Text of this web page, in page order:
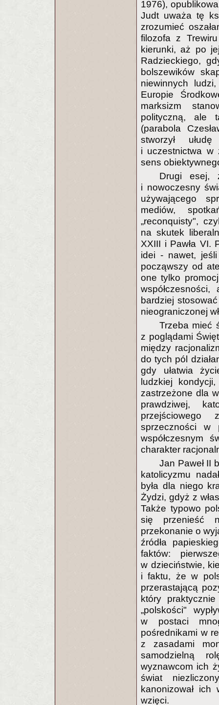
1976),
Judt uważa tę
zrozumieć
filozofa z
kierunki, aż po
Radzieckiego,
bolszewików
niewinnych
Europie
marksizm
polityczną, ale
(parabola
stworzył
i uczestnictwa w
sens
Drugi esej,
i nowoczesny
używającego
mediów,
„reconquisty",
na skutek
XXIII i Pawła VI.
idei - nawet,
począwszy od
one tylko
bardziej
nieograniczonej
Trzeba mieć
z poglądami
między
do tych pól
gdy ułatwia
ludzkiej
zastrzeżone dla
prawdziwej,
przejściowego
sprzeczności w
współczesnym
charakter
Jan Paweł II
katolicyzmu
była dla niego
Żydzi, gdyż z
Także typowo
się przenieść
przekonanie o
źródła
faktów:
w dzieciństwie,
i faktu, że w
przerastającą
który
„polskości"
w postaci
pośrednikami w
z zasadami
samodzielną
wyznawcom ich
świat
kanonizował
wzięci.